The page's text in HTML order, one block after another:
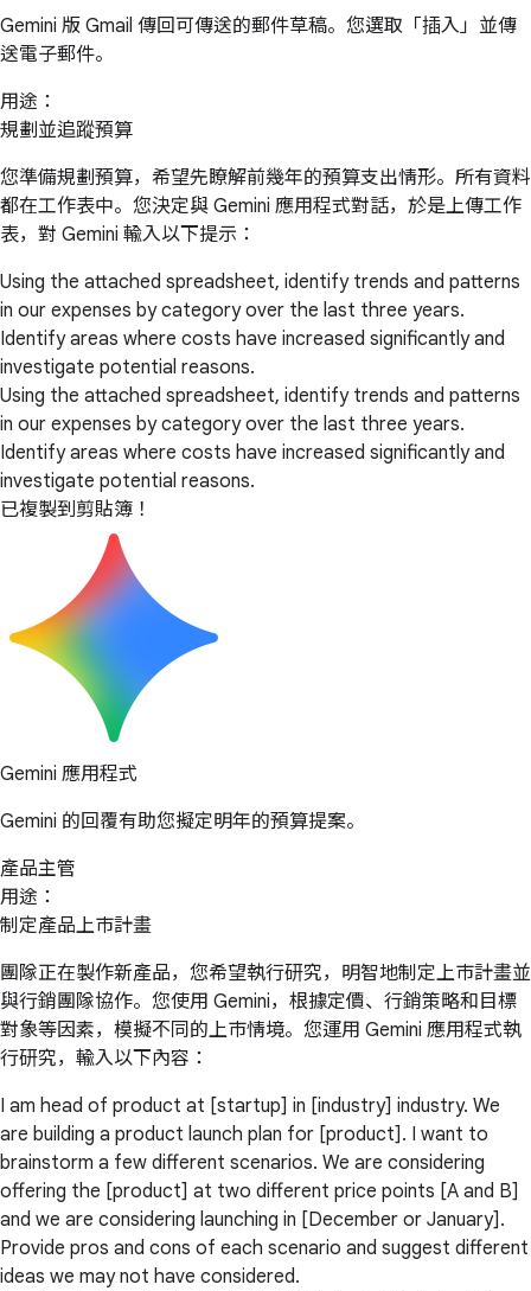
Gemini 版 Gmail 傳回可傳送的郵件草稿。您選取「插入」並傳
送電子郵件。
用途：
規劃並追蹤預算
您準備規劃預算，希望先瞭解前幾年的預算支出情形。所有資料
都在工作表中。您決定與 Gemini 應用程式對話，於是上傳工作
表，對 Gemini 輸入以下提示：
Using the attached spreadsheet, identify trends and patterns
in our expenses by category over the last three years.
Identify areas where costs have increased significantly and
investigate potential reasons.
Using the attached spreadsheet, identify trends and patterns
in our expenses by category over the last three years.
Identify areas where costs have increased significantly and
investigate potential reasons.
已複製到剪貼簿！
Gemini 應用程式
Gemini 的回覆有助您擬定明年的預算提案。
產品主管
用途：
制定產品上市計畫
團隊正在製作新產品，您希望執行研究，明智地制定上市計畫並
與行銷團隊協作。您使用 Gemini，根據定價、行銷策略和目標
對象等因素，模擬不同的上市情境。您運用 Gemini 應用程式執
行研究，輸入以下內容：
I am head of product at [startup] in [industry] industry. We
are building a product launch plan for [product]. I want to
brainstorm a few different scenarios. We are considering
offering the [product] at two different price points [A and B]
and we are considering launching in [December or January].
Provide pros and cons of each scenario and suggest different
ideas we may not have considered.